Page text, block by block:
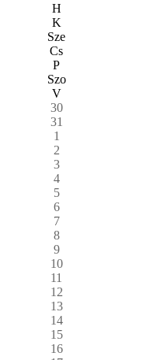
H
K
Sze
Cs
P
Szo
V
30
31
1
2
3
4
5
6
7
8
9
10
11
12
13
14
15
16